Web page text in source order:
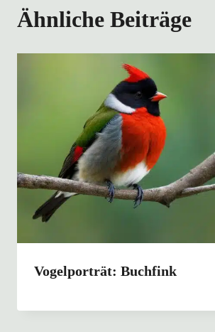
Ähnliche Beiträge
Vogelporträt: Buchfink